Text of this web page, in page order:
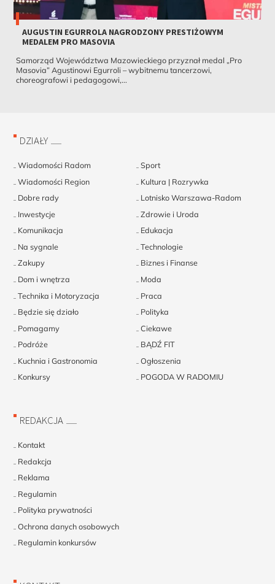
AUGUSTIN EGURROLA NAGRODZONY PRESTIŻOWYM
MEDALEM PRO MASOVIA
Samorząd Województwa Mazowieckiego przyznał medal „Pro
Masovia” Agustinowi Egurroli – wybitnemu tancerzowi,
choreografowi i pedagogowi,...
DZIAŁY
Wiadomości Radom
Sport
Wiadomości Region
Kultura | Rozrywka
Dobre rady
Lotnisko Warszawa-Radom
Inwestycje
Zdrowie i Uroda
Komunikacja
Edukacja
Na sygnale
Technologie
Zakupy
Biznes i Finanse
Dom i wnętrza
Moda
Technika i Motoryzacja
Praca
Będzie się działo
Polityka
Pomagamy
Ciekawe
Podróże
BĄDŹ FIT
Kuchnia i Gastronomia
Ogłoszenia
Konkursy
POGODA W RADOMIU
REDAKCJA
Kontakt
Redakcja
Reklama
Regulamin
Polityka prywatności
Ochrona danych osobowych
Regulamin konkursów